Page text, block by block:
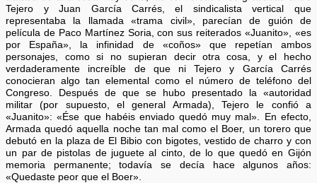
Tejero y Juan García Carrés, el sindicalista vertical que
representaba la llamada «trama civil», parecían de guión de
película de Paco Martínez Soria, con sus reiterados «Juanito», «es
por España», la infinidad de «coños» que repetían ambos
personajes, como si no supieran decir otra cosa, y el hecho
verdaderamente increíble de que ni Tejero y García Carrés
conocieran algo tan elemental como el número de teléfono del
Congreso. Después de que se hubo presentado la «autoridad
militar (por supuesto, el general Armada), Tejero le confió a
«Juanito»: «Ése que habéis enviado quedó muy mal». En efecto,
Armada quedó aquella noche tan mal como el Boer, un torero que
debutó en la plaza de El Bibio con bigotes, vestido de charro y con
un par de pistolas de juguete al cinto, de lo que quedó en Gijón
memoria permanente; todavía se decía hace algunos años:
«Quedaste peor que el Boer».